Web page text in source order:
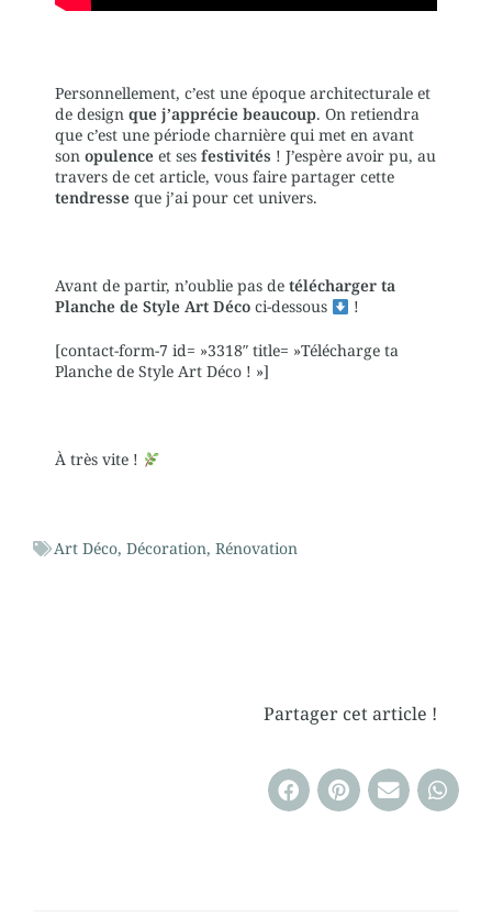
Personnellement, c’est une époque architecturale et
de design que j’apprécie beaucoup. On retiendra
que c’est une période charnière qui met en avant
son opulence et ses festivités ! J’espère avoir pu, au
travers de cet article, vous faire partager cette
tendresse que j’ai pour cet univers.
Avant de partir, n’oublie pas de télécharger ta
Planche de Style Art Déco ci-dessous !
[contact-form-7 id= »3318″ title= »Télécharge ta
Planche de Style Art Déco ! »]
À très vite !
Art Déco, Décoration, Rénovation
Partager cet article !